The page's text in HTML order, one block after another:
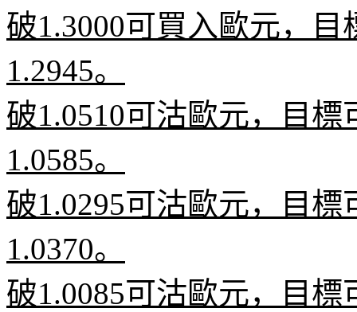
破1.3000可買入歐元，目
1.2945。
破1.0510可沽歐元，目標
1.0585。
破1.0295可沽歐元，目標
1.0370。
破1.0085可沽歐元，目標